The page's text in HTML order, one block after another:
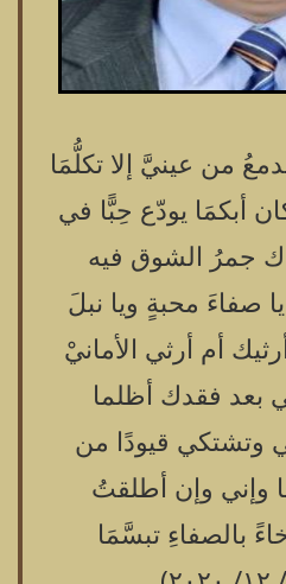
من عينيَّ إلا تكلُّمَا
أبكمَا يودّع حِبًّا في
جمرُ الشوق فيه
صفاءَ محبةٍ ويا نبلَ
أم أرثي الأمانيْ
بعد فقدك أظلما
وتشتكي قيودًا من
وإني وإن أطلقتُ
بالصفاءِ تبسَّمَا